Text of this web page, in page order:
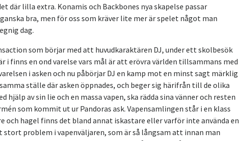
där lilla extra. Konamis och Backbones nya skapelse passar
bra, men för oss som kräver lite mer är spelet något man
dag.
som börjar med att huvudkaraktären DJ, under ett skolbesök
i finns en ond varelse vars mål är att erövra världen tillsammans med
i asken och nu påbörjar DJ en kamp mot en minst sagt märklig
ställe där asken öppnades, och beger sig härifrån till de olika
hjälp av sin lie och en massa vapen, ska rädda sina vänner och resten
som kommit ut ur Pandoras ask. Vapensamlingen står i en klass
hagel finns det bland annat iskastare eller varför inte använda en
problem i vapenväljaren, som är så långsam att innan man